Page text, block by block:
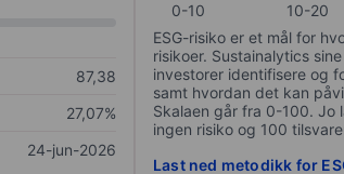
87,38
27,07%
24-jun-2026
0-10 10-20
ESG-risiko er et mål for
risikoer. Sustainalytics
investorer identifisere og
samt hvordan det kan
Skalaen går fra 0-100. Jo
ingen risiko og 100
Last ned metodikk for